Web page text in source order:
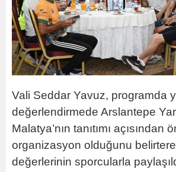
Vali Seddar Yavuz, programda
değerlendirmede Arslantepe
Malatya’nın tanıtımı açısından
organizasyon olduğunu
değerlerinin sporcularla